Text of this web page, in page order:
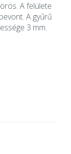
A felülete
A gyűrű
3 mm.